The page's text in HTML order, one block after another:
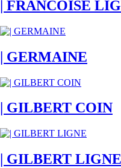
| FRANCOISE
| GERMAINE
| GILBERT COIN
| GILBERT LIGNE